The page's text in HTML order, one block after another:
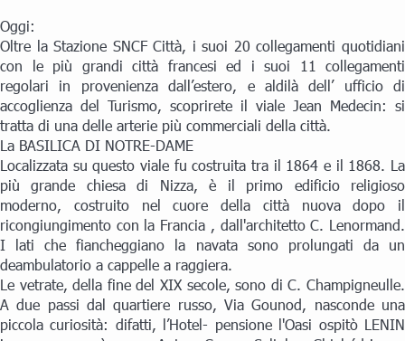
Oggi:
Oltre la Stazione SNCF Città, i suoi 20 collegamenti quotidiani
con le più grandi città francesi ed i suoi 11 collegamenti
regolari in provenienza dall’estero, e aldilà dell’ ufficio di
accoglienza del Turismo, scoprirete il viale Jean Medecin: si
tratta di una delle arterie più commerciali della città.
La BASILICA DI NOTRE-DAME
Localizzata su questo viale fu costruita tra il 1864 e il 1868. La
più grande chiesa di Nizza, è il primo edificio religioso
moderno, costruito nel cuore della città nuova dopo il
ricongiungimento con la Francia , dall'architetto C. Lenormand.
I lati che fiancheggiano la navata sono prolungati da un
deambulatorio a cappelle a raggiera.
Le vetrate, della fine del XIX secole, sono di C. Champigneulle.
A due passi dal quartiere russo, Via Gounod, nasconde una
piccola curiosità: difatti, l’Hotel- pensione l'Oasi ospitò LENIN